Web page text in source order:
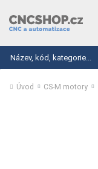
Úvod CS-M motory